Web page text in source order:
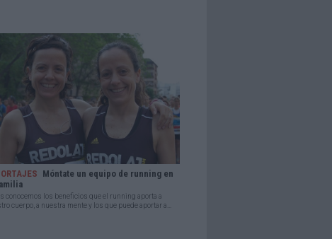
Móntate un equipo de running en
conocemos los beneficios que el running aporta a
cuerpo, a nuestra mente y los que puede aportar a...